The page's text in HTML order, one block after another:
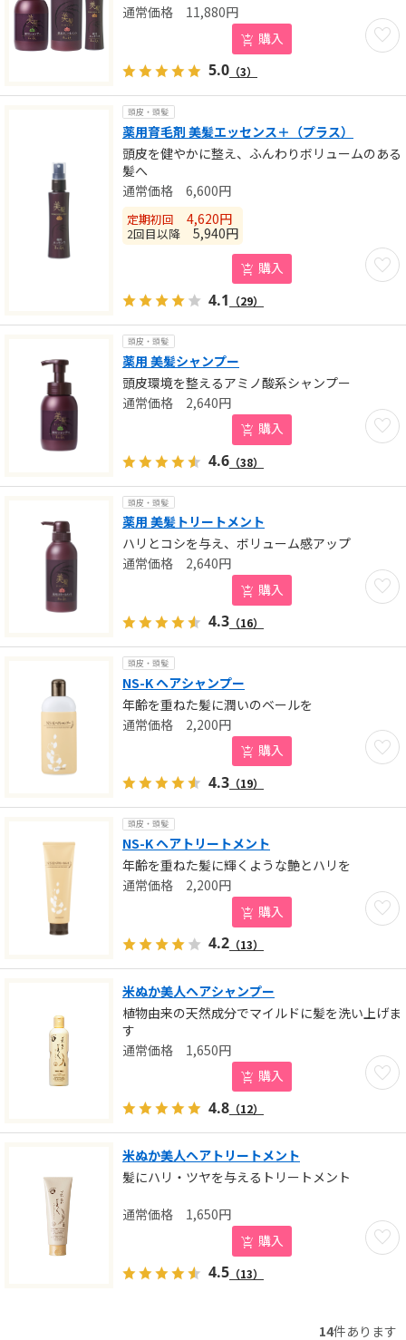
お気
11,880円
購入
5.0 （3）
頭皮・頭髪
薬用育毛剤 美髪エッセンス＋（プラス）
頭皮を健やかに整え、ふんわりボリュームのある
髪へ
お気
6,600円
定期初回 4,620円
2回目以降 5,940円
購入
4.1 （29）
頭皮・頭髪
薬用 美髪シャンプー
頭皮環境を整えるアミノ酸系シャンプー
お気
2,640円
購入
4.6 （38）
頭皮・頭髪
薬用 美髪トリートメント
ハリとコシを与え、ボリューム感アップ
お気
2,640円
購入
4.3 （16）
頭皮・頭髪
NS-K ヘアシャンプー
年齢を重ねた髪に潤いのベールを
お気
2,200円
購入
4.3 （19）
頭皮・頭髪
NS-K ヘアトリートメント
年齢を重ねた髪に輝くような艶とハリを
お気
2,200円
購入
4.2 （13）
米ぬか美人ヘアシャンプー
植物由来の天然成分でマイルドに髪を洗い上げま
す
お気
1,650円
購入
4.8 （12）
米ぬか美人ヘアトリートメント
髪にハリ・ツヤを与えるトリートメント
お気
1,650円
購入
4.5 （13）
14件あります